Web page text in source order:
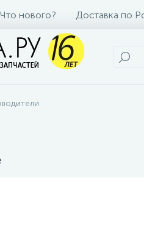
Что нового? Доставка по